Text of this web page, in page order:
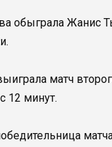
обыграла Жанис
матч
12 минут.